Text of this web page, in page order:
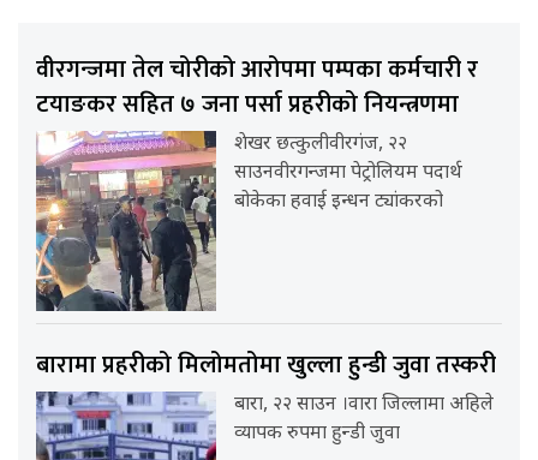
वीरगन्जमा तेल चोरीको आरोपमा पम्पका कर्मचारी र
टयाङकर सहित ७ जना पर्सा प्रहरीको नियन्त्रणमा
शेखर छत्कुलीवीरगंज, २२
साउनवीरगन्जमा पेट्रोलियम पदार्थ
बोकेका हवाई इन्धन ट्यांकरको
बारामा प्रहरीको मिलोमतोमा खुल्ला हुन्डी जुवा तस्करी
बारा, २२ साउन ।वारा जिल्लामा अहिले
व्यापक रुपमा हुन्डी जुवा